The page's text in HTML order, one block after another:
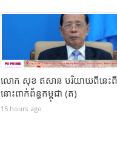
លោក សុខ ឥសាន បរិយាយពីនេះពី
នោះពាក់ព័ន្ធកម្ពុជា (ត)
15 hours ago